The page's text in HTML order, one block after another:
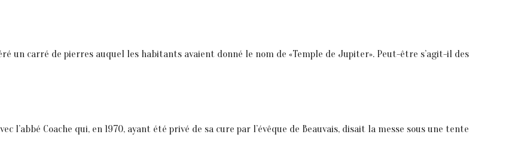
un carré de pierres auquel les habitants avaient donné le nom de «Temple de Jupiter». Peut-être s’agit-il des
Coache qui, en 1970, ayant été privé de sa cure par l’évêque de Beauvais, disait la messe sous une tente